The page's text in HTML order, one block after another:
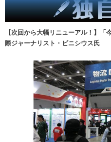
【次回から大幅リニューアル！】
際ジャーナリスト・ビニシウス氏